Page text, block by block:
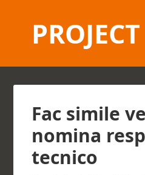
Fac simile
nomina
tecnico​